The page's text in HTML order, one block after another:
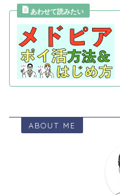
ABOUT ME